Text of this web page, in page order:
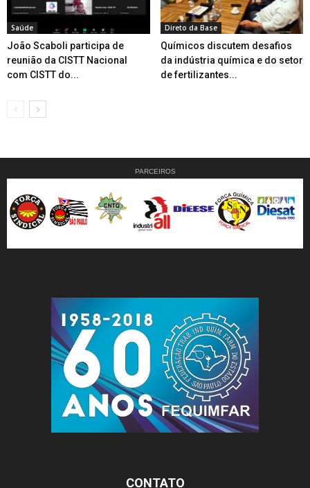
Saúde
João Scaboli participa de
reunião da CISTT Nacional
com CISTT do...
Direto da Base
Químicos discutem desafios
da indústria química e do setor
de fertilizantes...
PARCEIROS
CONTATO